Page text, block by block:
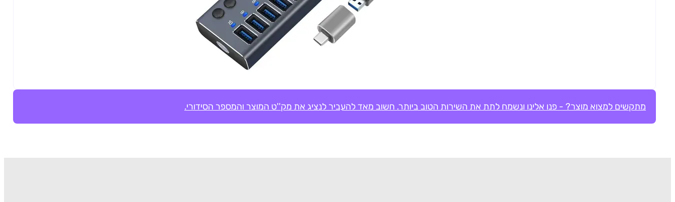
מתקשים למצוא מוצר? - פנו אלינו ונשמח לתת את השירות הטוב ביותר. חשוב מאד להעביר לנציג את מק''ט המוצר והמספר הסידורי.